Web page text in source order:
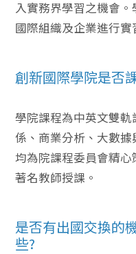
入實務界學習之機會。
國際組織及企業進行實
創新國際學院是否
學院課程為中英文雙
係、商業分析、大數
均為院課程委員會精
著名教師授課。
是否有出國交換的
些?